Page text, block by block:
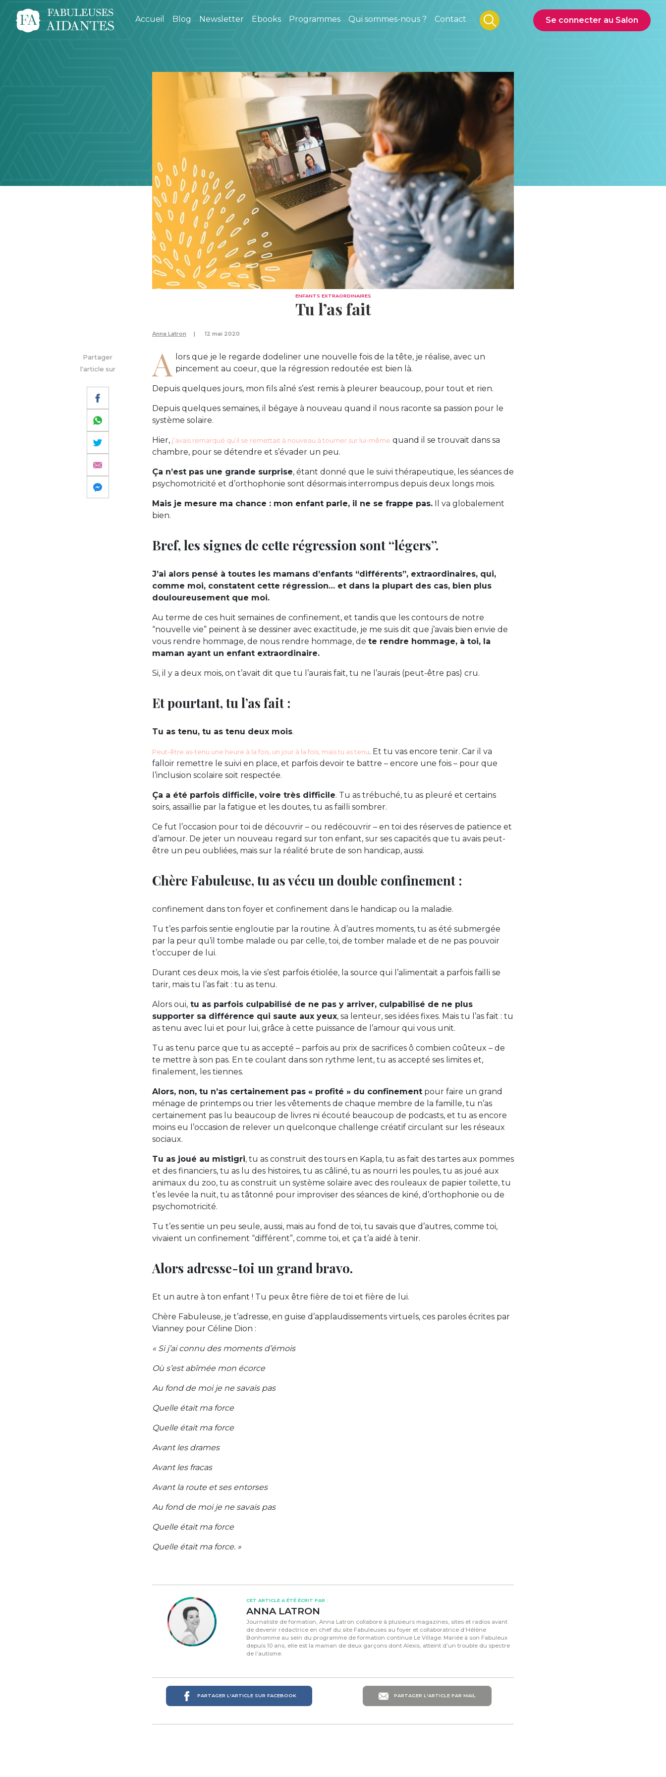
Accueil Blog Newsletter Ebooks Programmes Qui sommes-nous ? Contact Se connecter au Salon
ENFANTS EXTRAORDINAIRES
Tu l’as fait
Anna Latron 12 mai 2020
Partager
l'article sur
A
lors que je le regarde dodeliner une nouvelle fois de la tête, je réalise, avec un
pincement au coeur, que la régression redoutée est bien là.
Depuis quelques jours, mon fils aîné s’est remis à pleurer beaucoup, pour tout et rien.
Depuis quelques semaines, il bégaye à nouveau quand il nous raconte sa passion pour le
système solaire.
Hier, j’avais remarqué qu’il se remettait à nouveau à tourner sur lui-même quand il se trouvait dans sa
chambre, pour se détendre et s’évader un peu.
Ça n’est pas une grande surprise, étant donné que le suivi thérapeutique, les séances de
psychomotricité et d’orthophonie sont désormais interrompus depuis deux longs mois.
Mais je mesure ma chance : mon enfant parle, il ne se frappe pas. Il va globalement
bien.
Bref, les signes de cette régression sont “légers”.
J’ai alors pensé à toutes les mamans d’enfants “différents”, extraordinaires, qui,
comme moi, constatent cette régression… et dans la plupart des cas, bien plus
douloureusement que moi.
Au terme de ces huit semaines de confinement, et tandis que les contours de notre
“nouvelle vie” peinent à se dessiner avec exactitude, je me suis dit que j’avais bien envie de
vous rendre hommage, de nous rendre hommage, de te rendre hommage, à toi, la
maman ayant un enfant extraordinaire.
Si, il y a deux mois, on t’avait dit que tu l’aurais fait, tu ne l’aurais (peut-être pas) cru.
Et pourtant, tu l’as fait :
Tu as tenu, tu as tenu deux mois.
Peut-être as-tenu une heure à la fois, un jour à la fois, mais tu as tenu. Et tu vas encore tenir. Car il va
falloir remettre le suivi en place, et parfois devoir te battre – encore une fois – pour que
l’inclusion scolaire soit respectée.
Ça a été parfois difficile, voire très difficile. Tu as trébuché, tu as pleuré et certains
soirs, assaillie par la fatigue et les doutes, tu as failli sombrer.
Ce fut l’occasion pour toi de découvrir – ou redécouvrir – en toi des réserves de patience et
d’amour. De jeter un nouveau regard sur ton enfant, sur ses capacités que tu avais peut-
être un peu oubliées, mais sur la réalité brute de son handicap, aussi.
Chère Fabuleuse, tu as vécu un double confinement :
confinement dans ton foyer et confinement dans le handicap ou la maladie.
Tu t’es parfois sentie engloutie par la routine. À d’autres moments, tu as été submergée
par la peur qu’il tombe malade ou par celle, toi, de tomber malade et de ne pas pouvoir
t’occuper de lui.
Durant ces deux mois, la vie s’est parfois étiolée, la source qui l’alimentait a parfois failli se
tarir, mais tu l’as fait : tu as tenu.
Alors oui, tu as parfois culpabilisé de ne pas y arriver, culpabilisé de ne plus
supporter sa différence qui saute aux yeux, sa lenteur, ses idées fixes. Mais tu l’as fait : tu
as tenu avec lui et pour lui, grâce à cette puissance de l’amour qui vous unit.
Tu as tenu parce que tu as accepté – parfois au prix de sacrifices ô combien coûteux – de
te mettre à son pas. En te coulant dans son rythme lent, tu as accepté ses limites et,
finalement, les tiennes.
Alors, non, tu n’as certainement pas « profité » du confinement pour faire un grand
ménage de printemps ou trier les vêtements de chaque membre de la famille, tu n’as
certainement pas lu beaucoup de livres ni écouté beaucoup de podcasts, et tu as encore
moins eu l’occasion de relever un quelconque challenge créatif circulant sur les réseaux
sociaux.
Tu as joué au mistigri, tu as construit des tours en Kapla, tu as fait des tartes aux pommes
et des financiers, tu as lu des histoires, tu as câliné, tu as nourri les poules, tu as joué aux
animaux du zoo, tu as construit un système solaire avec des rouleaux de papier toilette, tu
t’es levée la nuit, tu as tâtonné pour improviser des séances de kiné, d’orthophonie ou de
psychomotricité.
Tu t’es sentie un peu seule, aussi, mais au fond de toi, tu savais que d’autres, comme toi,
vivaient un confinement “différent”, comme toi, et ça t’a aidé à tenir.
Alors adresse-toi un grand bravo.
Et un autre à ton enfant ! Tu peux être fière de toi et fière de lui.
Chère Fabuleuse, je t’adresse, en guise d’applaudissements virtuels, ces paroles écrites par
Vianney pour Céline Dion :
« Si j’ai connu des moments d’émois
Où s’est abîmée mon écorce
Au fond de moi je ne savais pas
Quelle était ma force
Quelle était ma force
Avant les drames
Avant les fracas
Avant la route et ses entorses
Au fond de moi je ne savais pas
Quelle était ma force
Quelle était ma force. »
CET ARTICLE A ÉTÉ ÉCRIT PAR :
ANNA LATRON
Journaliste de formation, Anna Latron collabore à plusieurs magazines, sites et radios avant
de devenir rédactrice en chef du site Fabuleuses au foyer et collaboratrice d’Hélène
Bonhomme au sein du programme de formation continue Le Village. Mariée à son Fabuleux
depuis 10 ans, elle est la maman de deux garçons dont Alexis, atteint d’un trouble du spectre
de l’autisme.
PARTAGER L'ARTICLE SUR FACEBOOK PARTAGER L'ARTICLE PAR MAIL